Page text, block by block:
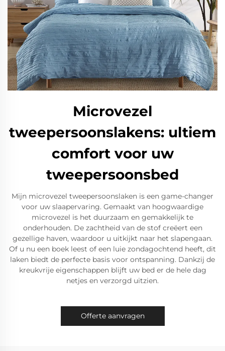
Microvezel
tweepersoonslakens: ultiem
comfort voor uw
tweepersoonsbed
Mijn microvezel tweepersoonslaken is een game-changer
voor uw slaapervaring. Gemaakt van hoogwaardige
microvezel is het duurzaam en gemakkelijk te
onderhouden. De zachtheid van de stof creëert een
gezellige haven, waardoor u uitkijkt naar het slapengaan.
Of u nu een boek leest of een luie zondagochtend heeft, dit
laken biedt de perfecte basis voor ontspanning. Dankzij de
kreukvrije eigenschappen blijft uw bed er de hele dag
netjes en verzorgd uitzien.
Offerte aanvragen